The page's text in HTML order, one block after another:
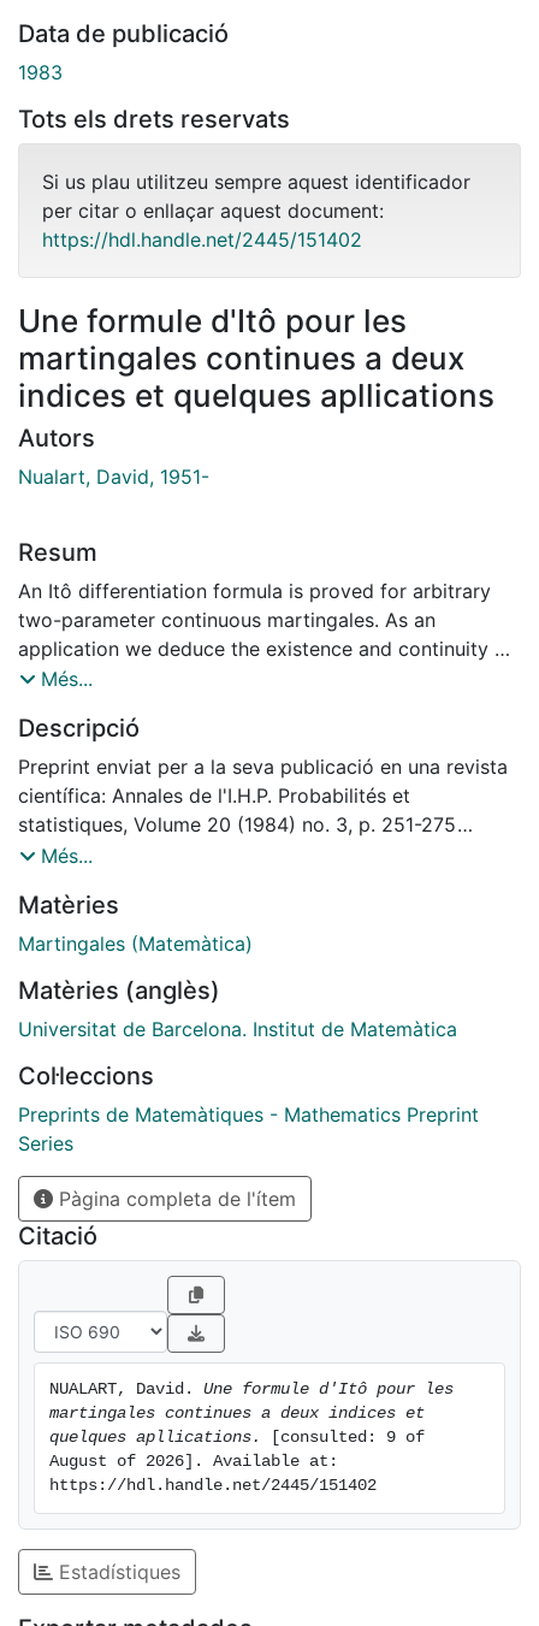
Data de publicació
1983
Tots els drets reservats
Si us plau utilitzeu sempre aquest identificador
per citar o enllaçar aquest document:
https://hdl.handle.net/2445/151402
Une formule d'Itô pour les
martingales continues a deux
indices et quelques apllications
Autors
Nualart, David, 1951-
Resum
An Itô differentiation formula is proved for arbitrary
two-parameter continuous martingales. As an
application we deduce the existence and continuity of
the local
random measure. Finally we obtain a maximal
inequality for stochastic integráis in one coordínate.
Més...
Descripció
Preprint enviat per a la seva publicació en una revista
científica: Annales de l'I.H.P. Probabilités et
statistiques, Volume 20 (1984) no. 3, p. 251-275
[http://www.numdam.org/item/?
Més...
Matèries
Martingales (Matemàtica)
Matèries (anglès)
Universitat de Barcelona. Institut de Matemàtica
Col·leccions
Preprints de Matemàtiques - Mathematics Preprint
Series
Pàgina completa de l'ítem
Citació
NUALART, David. Une formule d'Itô pour les
martingales continues a deux indices et
quelques apllications.
[consulted: 9 of
August of 2026]. Available at:
https://hdl.handle.net/2445/151402
Estadístiques